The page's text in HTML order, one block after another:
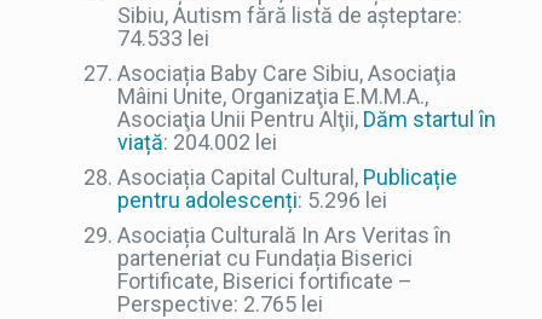
Sibiu, Autism fără listă de așteptare:
74.533 lei
Asociația Baby Care Sibiu, Asociaţia
Mâini Unite, Organizaţia E.M.M.A.,
Asociaţia Unii Pentru Alţii, Dăm startul în
viață: 204.002 lei
Asociația Capital Cultural, Publicație
pentru adolescenți: 5.296 lei
Asociația Culturală In Ars Veritas în
parteneriat cu Fundația Biserici
Fortificate, Biserici fortificate –
Perspective: 2.765 lei